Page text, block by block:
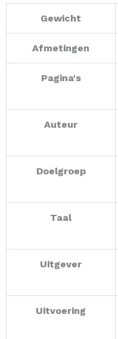
Gewicht
Afmetingen
Pagina's
Auteur
Doelgroep
Taal
Uitgever
Uitvoering